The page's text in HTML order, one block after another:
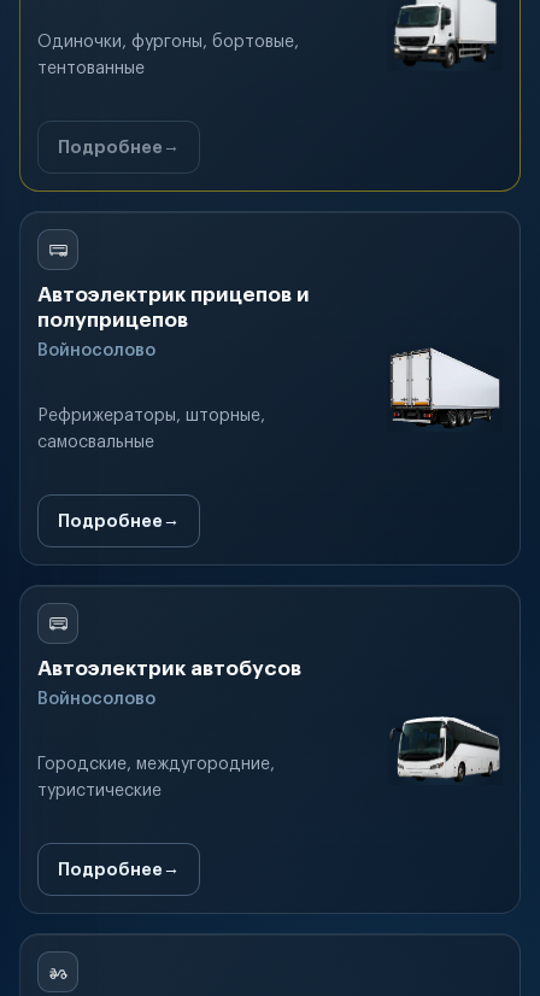
Одиночки, фургоны, бортовые,
тентованные
Подробнее
Автоэлектрик прицепов и
полуприцепов
Войносолово
Рефрижераторы, шторные,
самосвальные
Подробнее
Автоэлектрик автобусов
Войносолово
Городские, междугородние,
туристические
Подробнее